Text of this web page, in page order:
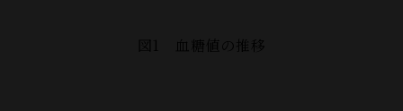
図1 血糖値の推移